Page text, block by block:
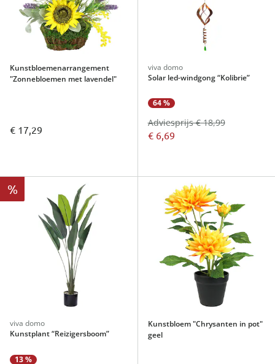
Kunstbloemenarrangement
"Zonnebloemen met lavendel"
€ 17,29
viva domo
Solar led-windgong “Kolibrie”
64 %
€ 6,69
Adviesprijs € 18,99
%
viva domo
Kunstplant “Reizigersboom”
13 %
Kunstbloem "Chrysanten in pot"
geel